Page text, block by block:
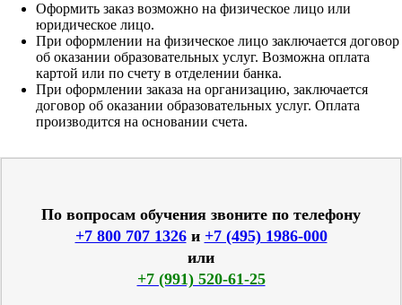
Оформить заказ возможно на физическое лицо или
юридическое лицо.
При оформлении на физическое лицо заключается договор
об оказании образовательных услуг. Возможна оплата
картой или по счету в отделении банка.
При оформлении заказа на организацию, заключается
договор об оказании образовательных услуг. Оплата
производится на основании счета.
По вопросам обучения звоните по телефону
+7 800 707 1326и +7 (495) 1986-000
или
+7 (991) 520-61-25